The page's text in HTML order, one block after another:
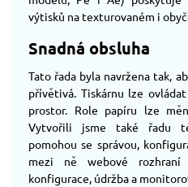
výtisků na texturovaném i
Snadná obsluha
Tato řada byla navržena tak,
přívětivá. Tiskárnu lze
prostor. Role papíru lze
Vytvořili jsme také řadu
pomohou se správou,
mezi ně webové
konfigurace, údržba a